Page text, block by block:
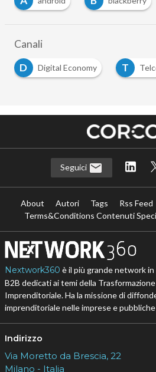
Canali
D
Digital Economy T
Seguici
About Autori Tags Rss Feed
Terms&Conditions Contenuti
Nextwork360 è il più grande network
B2B dedicati ai temi della
Imprenditoriale. Ha la missione di
imprenditoriale nelle imprese e
Indirizzo
Via Moretto da Brescia, 22
Milano - Italia